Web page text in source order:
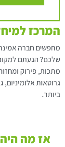
המרכז
מחפשים חברה
שלכם? הגעתם למקום
מתכות, פירוק
גרוטאות
ביותר.
אז מה